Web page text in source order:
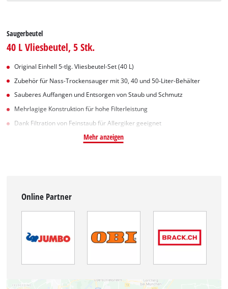
Saugerbeutel
40 L Vliesbeutel, 5 Stk.
Original Einhell 5-tlg. Vliesbeutel-Set (40 L)
Zubehör für Nass-Trockensauger mit 30, 40 und 50-Liter-Behälter
Sauberes Auffangen und Entsorgen von Staub und Schmutz
Mehrlagige Konstruktion für hohe Filterleistung
Dank Filtration von Feinstaub für Allergiker geeignet
Mehr anzeigen
Online Partner